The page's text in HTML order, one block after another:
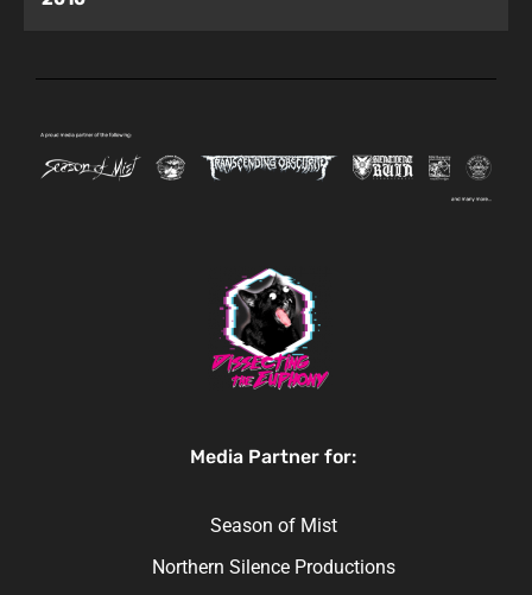
Media Partner for:
Season of Mist
Northern Silence Productions